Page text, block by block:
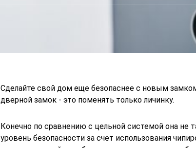
Сделайте свой дом еще безопаснее с новым
дверной замок - это поменять только личинку.
Конечно по сравнению с цельной системой она не
уровень безопасности за счет использования